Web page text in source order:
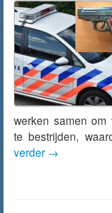
werken samen om
te bestrijden,
verder →